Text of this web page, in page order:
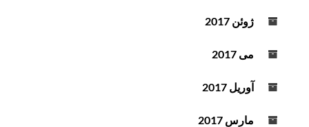
ژوئن 2017
می 2017
آوریل 2017
مارس 2017